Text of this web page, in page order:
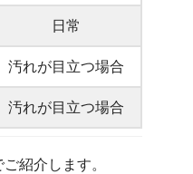
日常
汚れが目立つ場合
汚れが目立つ場合
紹介します。